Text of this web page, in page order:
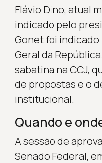
Flávio Dino, atual
indicado pelo
Gonet foi
Geral da
sabatina na CCJ,
de propostas e o
institucional.
Quando e
A sessão de
Senado Federal,